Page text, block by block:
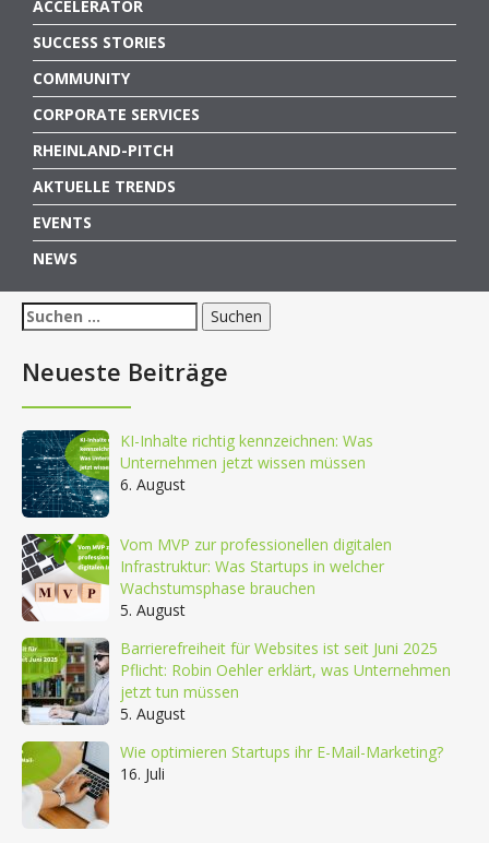
ACCELERATOR
SUCCESS STORIES
COMMUNITY
CORPORATE SERVICES
RHEINLAND-PITCH
AKTUELLE TRENDS
EVENTS
NEWS
Suchen
nach:
Neueste Beiträge
KI-Inhalte richtig kennzeichnen: Was
Unternehmen jetzt wissen müssen
6. August
Vom MVP zur professionellen digitalen
Infrastruktur: Was Startups in welcher
Wachstumsphase brauchen
5. August
Barrierefreiheit für Websites ist seit Juni 2025
Pflicht: Robin Oehler erklärt, was Unternehmen
jetzt tun müssen
5. August
Wie optimieren Startups ihr E-Mail-Marketing?
16. Juli